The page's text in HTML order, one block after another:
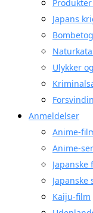
Japans
Ulykker
Anmeldelser
Anime-
Anime-
Japanske
Japanske
Kaiju-film